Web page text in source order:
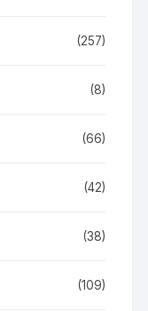
(257)
(8)
(66)
(42)
(38)
(109)